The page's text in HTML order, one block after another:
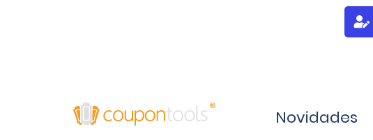
Novidades